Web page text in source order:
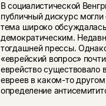
В социалистической
публичный дискурс
тема широко
демократическим.
тогдашней прессы.
«еврейский вопрос»
еврейство существовало
евреев в каком-то
определение